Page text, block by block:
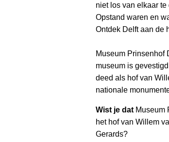
niet los van elkaar
Opstand waren en
Ontdek Delft aan de
Museum Prinsenhof
museum is
deed als hof van
nationale
Wist je dat Museum
het hof van Willem
Gerards?